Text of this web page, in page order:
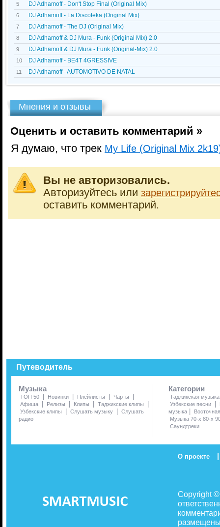
5 DJ Adhamoff - Don't Stop Final (Original Mix)
6 DJ Adhamoff - La Discoteka (Original Mix)
7 DJ Adhamoff - The DJ (Original Mix)
8 DJ Adhamoff & DJ Mura - Funk (Original Mix) 2.0
9 DJ Adhamoff & DJ Mura - Funk (Original-Mix) 2.0
10 DJ Adhamoff - BE4T 4GRESSIVE
11 DJ Adhamoff - AUTOMOTIVO DE NATAL
Мнения и отзывы
Оценить и оставить комментарий »
Я думаю, что трек My Life (Original Mix
Вы не авторизовались.
Авторизуйтесь или
оставить комментарий.
Путеводитель
Музыка
ТОП 50 | Новинки | Плейлисты | Чарты |
Афиша | Релизы | Клипы | Таджикские клипы |
Узбекские клипы | Слушать музыку | Слушать
радио
Категории
Таджикская музыка
Узбекские песни
|
музыка |
Музыка 70-х 80-х
Саундтреки
О проекте |
Copyright
размещены